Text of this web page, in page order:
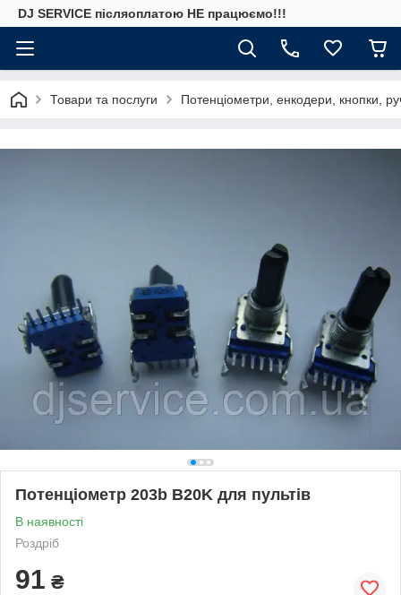
DJ SERVICE пiсляоплатою НЕ працюємо!!!
Товари та послуги Потенціометри, енкодери, кнопки,
Потенціометр 203b B20K для пультів
В наявності
Роздріб
91 ₴